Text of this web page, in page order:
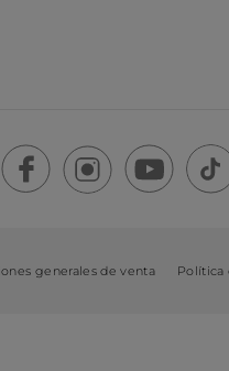
generales de venta Política